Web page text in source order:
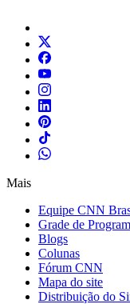
Mais
Equipe CNN
Grade de
Blogs
Colunas
Fórum CNN
Mapa do site
Distribuição do